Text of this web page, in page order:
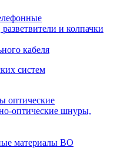
и колпачки
кабеля
систем
оптические
оптические шнуры,
материалы ВО